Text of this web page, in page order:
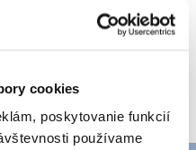
cookies
poskytovanie funkcií
používame